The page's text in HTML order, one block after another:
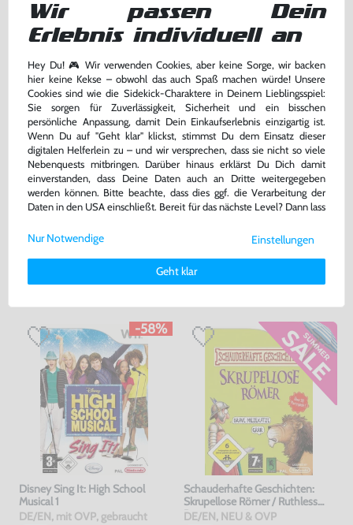
Original Nunchuk Controller
#schwarz [Nintendo]
sehr guter Zustand, gebraucht
nur12,99 €
Original Schutzhülle / Skin /
Sleeve / Cover für Remote
#transp.
gebraucht
-60% bisher 0,99 €
jetzt nur 0,40 €
DAS HABEN ANDERE DAZU
-58%
Disney Sing It: High School
Musical 1
DE/EN, mit OVP, gebraucht
Schauderhafte Geschichten:
Skrupellose Römer / Ruthless
Romans
DE/EN, NEU & OVP
Wir passen Dein
Erlebnis individuell an
Hey Du! 🎮 Wir verwenden Cookies, aber keine Sorge, wir backen
hier keine Kekse – obwohl das auch Spaß machen würde! Unsere
Cookies sind wie die Sidekick-Charaktere in Deinem Lieblingsspiel:
Sie sorgen für Zuverlässigkeit, Sicherheit und ein bisschen
persönliche Anpassung, damit Dein Einkaufserlebnis einzigartig ist.
Wenn Du auf "Geht klar" klickst, stimmst Du dem Einsatz dieser
digitalen Helferlein zu – und wir versprechen, dass sie nicht so viele
Nebenquests mitbringen. Darüber hinaus erklärst Du Dich damit
einverstanden, dass Deine Daten auch an Dritte weitergegeben
werden können. Bitte beachte, dass dies ggf. die Verarbeitung der
Daten in den USA einschließt. Bereit für das nächste Level? Dann lass
Weitere Informationen zu den von uns verwendeten Cookies und
Deinen Rechten als Nutzer findest Du in unsererDaten­schutz­
Impressum.
Einstellungen
Geht klar
Nur Notwendige